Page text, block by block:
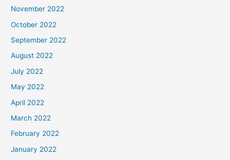
November 2022
October 2022
September 2022
August 2022
July 2022
May 2022
April 2022
March 2022
February 2022
January 2022